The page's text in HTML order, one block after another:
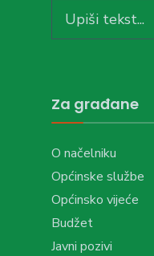
for:
Za građane
O načelniku
Općinske službe
Općinsko vijeće
Budžet
Javni pozivi